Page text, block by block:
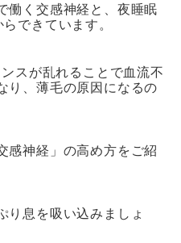
働く交感神経と、夜睡眠
できています。
スが乱れることで血流不
り、薄毛の原因になるの
感神経」の高め方をご紹
り息を吸い込みましょ